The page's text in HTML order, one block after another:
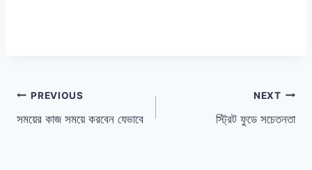
পোস্ট
ন্যাভিগেশন
PREVIOUS
সময়ের কাজ সময়ে করবেন যেভাবে
NEXT
স্ট্রিট ফুডে সচেতনতা